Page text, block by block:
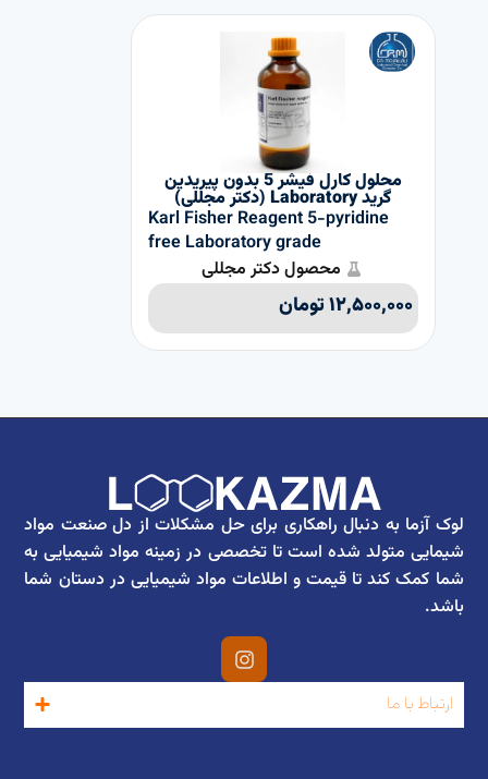
محلول کارل فیشر 5 بدون پیريدين
گرید Laboratory (دکتر مجللی)
Karl Fisher Reagent 5-pyridine
free Laboratory grade
محصول دکتر مجللی
۱۲,۵۰۰,۰۰۰تومان
لوک آزما به دنبال راهکاری برای حل مشکلات از دل صنعت مواد
شیمایی متولد شده است تا تخصصی در زمینه مواد شیمیایی به
شما کمک کند تا قیمت و اطلاعات مواد شیمیایی در دستان شما
باشد.
ارتباط با ما